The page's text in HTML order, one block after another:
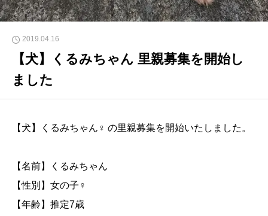
2019.04.16
【犬】くるみちゃん 里親募集を開始し
ました
【犬】くるみちゃん♀ の里親募集を開始いたしました。
【名前】くるみちゃん
【性別】女の子♀
【年齢】推定7歳